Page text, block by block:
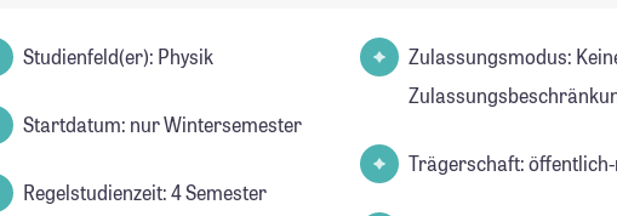
Studienfeld(er): Physik
Startdatum: nur Wintersemester
Regelstudienzeit: 4 Semester
Zulassungsmodus:
Trägerschaft: